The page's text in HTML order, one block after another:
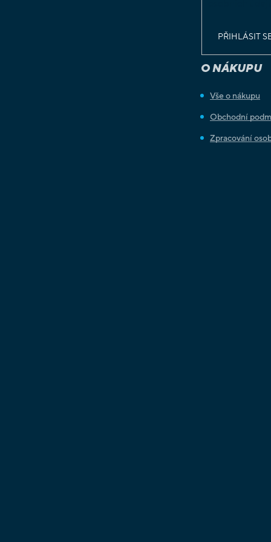
PŘIHLÁSIT
O NÁKUPU
Vše o nákupu
Obchodní
Zpracování